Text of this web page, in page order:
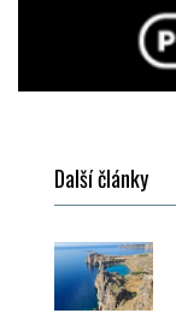
Další články